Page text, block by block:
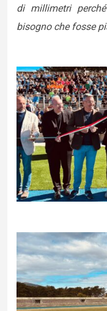
di millimetri
bisogno che fosse